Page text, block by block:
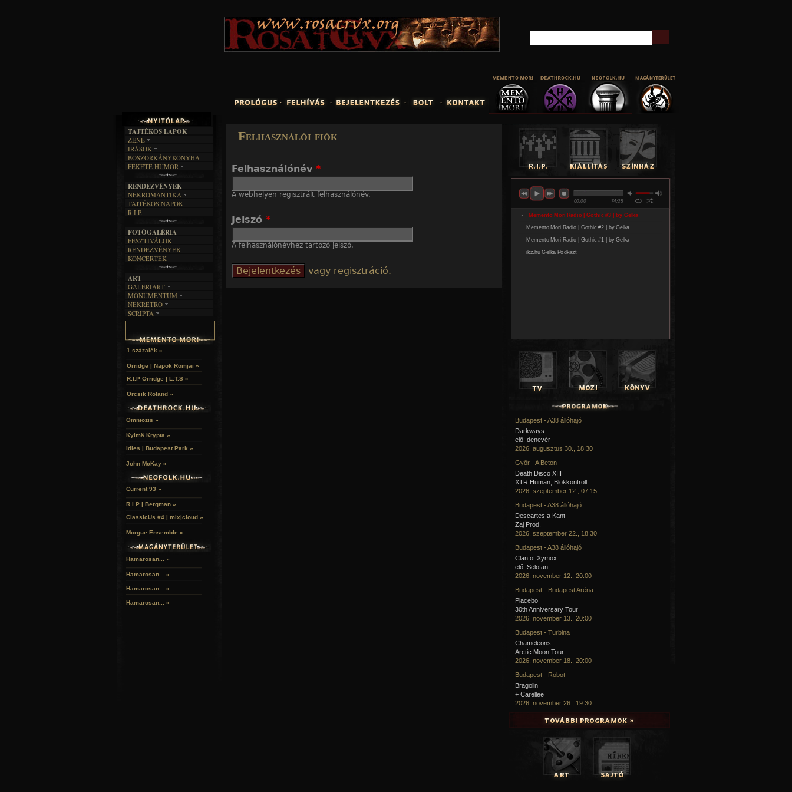
Felhasználói fiók
Felhasználónév *
A webhelyen regisztrált felhasználónév.
Jelszó *
A felhasználónévhez tartozó jelszó.
vagy regisztráció.
TAJTÉKOS LAPOK
ZENE
EGYÜTTESEK
INTERJÚK
FORDÍTÁSOK
DALSZÖVEGEK
ÍRÁSOK
IRODALOM
FILM
MŰVÉSZET
ÍRÁSTÖRTÉNET
BOSZORKÁNYKONYHA
FEKETE HUMOR
SZÖVEGES
RENDEZVÉNYEK
NEKROMANTIKA
AKTUÁLIS
A MÚLT
TAJTÉKOS NAPOK
R.I.P.
FOTÓGALÉRIA
FESZTIVÁLOK
RENDEZVÉNYEK
KONCERTEK
ART
GALERIART
ARTGALERI
KÉPREGÉNYEK
LAKÁSKULTS
MONUMENTUM
TEMETŐK
TEMPLOMOK
HELYEK
NEKRETRO
SZUBKULT
RELIKVIÁK
SCRIPTA
NOVELLÁK
HALÁLTÁNC
1 százalék »
Orridge | Napok Romjai »
R.I.P Orridge | L.T.S »
Orcsik Roland »
Omniozis »
Kylmä Krypta »
Idles | Budapest Park »
John McKay »
Current 93 »
R.I.P | Bergman »
ClassicUs #4 | mix|cloud »
Morgue Ensemble »
Hamarosan... »
Hamarosan... »
Hamarosan... »
Hamarosan... »
Budapest - A38 állóhajó
Darkways
elő: denevér
2026. augusztus 30., 18:30
Győr - A Beton
Death Disco XIII
XTR Human, Blokkontroll
2026. szeptember 12., 07:15
Budapest - A38 állóhajó
Descartes a Kant
Zaj Prod.
2026. szeptember 22., 18:30
Budapest - A38 állóhajó
Clan of Xymox
elő: Selofan
2026. november 12., 20:00
Budapest - Budapest Aréna
Placebo
30th Anniversary Tour
2026. november 13., 20:00
Budapest - Turbina
Chameleons
Arctic Moon Tour
2026. november 18., 20:00
Budapest - Robot
Bragolin
+ Carellee
2026. november 26., 19:30